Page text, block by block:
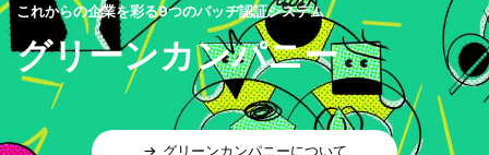
これからの企業を彩る9つのバッヂ認証システム
グリーンカンパニー
グリーンカンパニーについて